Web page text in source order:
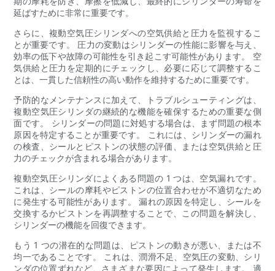
延ばすために非常に重要です。
さらに、複動空気圧シリンダへの空気供給と圧力を監視するこ
とが重要です。 圧力の変動はシリンダーの性能に影響を与え、
効率の低下や故障の可能性を引き起こす可能性があります。 空
気供給と圧力を定期的にチェックし、必要に応じて調整するこ
とは、一貫した信頼性の高い動作を維持するために重要です。
予防的なメンテナンスに加えて、トラブルシューティングは、
複動空気圧シリンダの継続的な機能を確保するための重要な側
面です。 シリンダーの問題に対処する場合は、まず問題の根本
原因を特定することが重要です。 これには、シリンダーの漏れ
の検査、シールとピストンの状態の評価、または空気供給と圧
力のチェックが含まれる場合があります。
複動空気圧シリンダによくある問題の 1 つは、空気漏れです。
これは、シールの摩耗やピストンの位置合わせが不適切なため
に発生する可能性があります。 漏れの原因を特定し、シールを
交換するかピストンを再調整することで、この問題を解決し、
シリンダーの機能を回復できます。
もう 1 つの潜在的な問題は、ピストンの動きが悪い、または不
均一であることです。 これは、潤滑不足、空気圧の変動、シリ
ンダの位置ずれなど、さまざまな要因によって発生します。 適